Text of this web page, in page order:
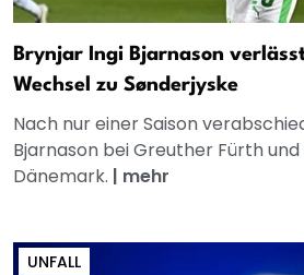
Brynjar Ingi Bjarnason
Wechsel zu Sønderjyske
Nach nur einer Saison
Bjarnason bei Greuther Fürth
Dänemark. | mehr
UNFALL